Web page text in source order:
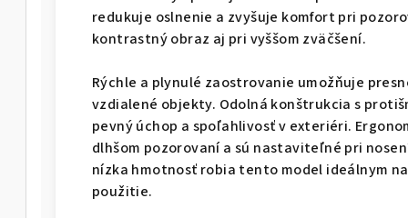
redukuje oslnenie a zvyšuje komfort pri
kontrastný obraz aj pri vyššom zväčšení.
Rýchle a plynulé zaostrovanie umožňuje
vzdialené objekty. Odolná konštrukcia s
pevný úchop a spoľahlivosť v exteriéri.
dlhšom pozorovaní a sú nastaviteľné pri
nízka hmotnosť robia tento model ideálnym
použitie.